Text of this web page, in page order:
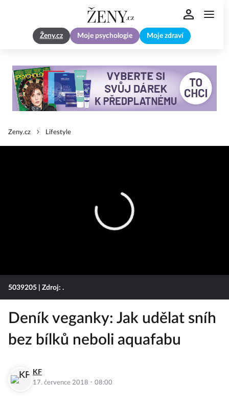
Ženy.cz Moje psychologie Moje zdraví
Zeny.cz Lifestyle
5039205 | Zdroj: .
Deník veganky: Jak udělat sníh
bez bílků neboli aquafabu
KF
17. července 2018 · 08:00